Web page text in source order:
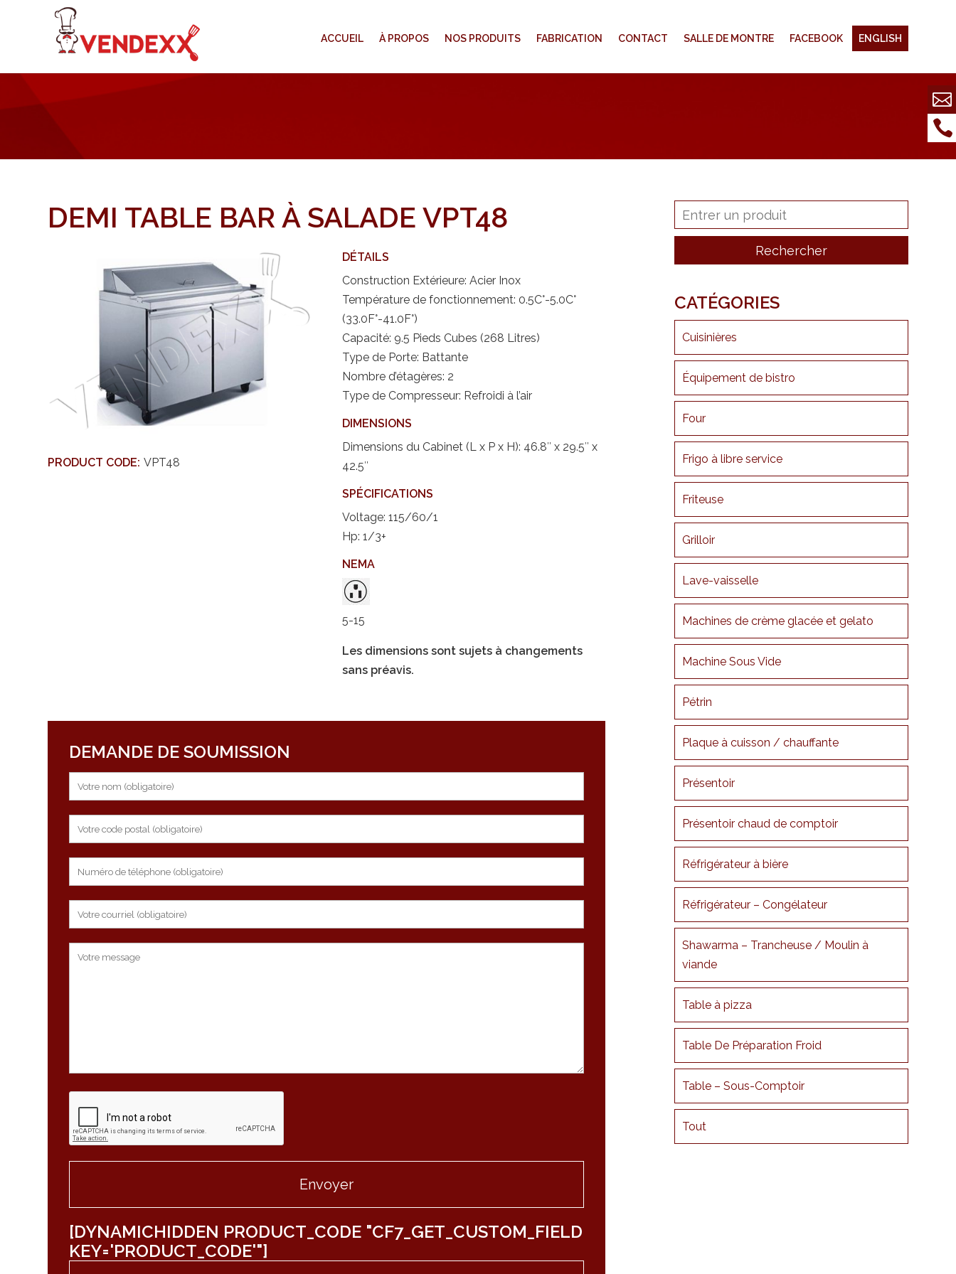
ACCUEIL À PROPOS NOS PRODUITS FABRICATION CONTACT SALLE DE MONTRE FACEBOOK ENGLISH
DEMI TABLE BAR À SALADE VPT48
PRODUCT CODE: VPT48
DÉTAILS
Construction Extérieure: Acier Inox
Température de fonctionnement: 0.5C°-5.0C°
(33.0F°-41.0F°)
Capacité: 9.5 Pieds Cubes (268 Litres)
Type de Porte: Battante
Nombre d’étagères: 2
Type de Compresseur: Refroidi à l’air
DIMENSIONS
Dimensions du Cabinet (L x P x H): 46.8″ x 29.5″ x
42.5″
SPÉCIFICATIONS
Voltage: 115/60/1
Hp: 1/3+
NEMA
5-15
Les dimensions sont sujets à changements
sans préavis.
DEMANDE DE SOUMISSION
[DYNAMICHIDDEN PRODUCT_CODE "CF7_GET_CUSTOM_FIELD
KEY='PRODUCT_CODE'"]
CATÉGORIES
Cuisinières
Équipement de bistro
Four
Frigo à libre service
Friteuse
Grilloir
Lave-vaisselle
Machines de crème glacée et gelato
Machine Sous Vide
Pétrin
Plaque à cuisson / chauffante
Présentoir
Présentoir chaud de comptoir
Réfrigérateur à bière
Réfrigérateur – Congélateur
Shawarma – Trancheuse / Moulin à
viande
Table à pizza
Table De Préparation Froid
Table – Sous-Comptoir
Tout